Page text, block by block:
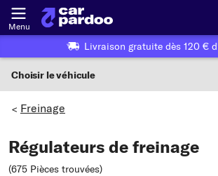
Menu
Livraison gratuite dès 120 €
Choisir le véhicule
Choisir le véhicule
> Freinage
Régulateurs de freinage
(675 Pièces trouvées)